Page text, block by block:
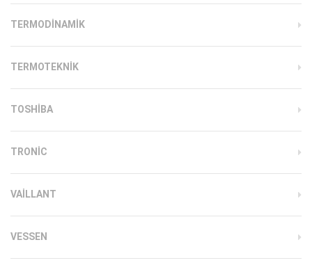
TERMODINAMIK
TERMOTEKNIK
TOSHIBA
TRONIC
VAILLANT
VESSEN